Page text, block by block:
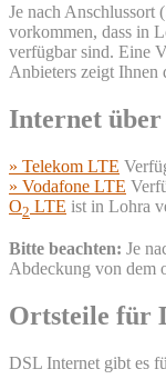
Je nach Anschlussort
vorkommen, dass in
verfügbar sind. Eine
Anbieters zeigt Ihnen
Internet
» Telekom LTE
» Vodafone LTE
O2 LTE ist in Lohra
Bitte beachten: Je
Abdeckung von dem
Ortsteile für
DSL Internet gibt es